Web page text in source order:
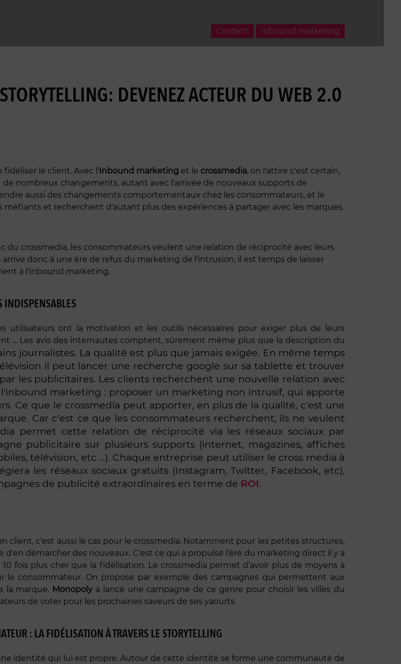
Content Inbound marketing
DEVENEZ ACTEUR DU WEB 2.0
le client. Avec l' Inbound marketing et le crossmedia, on l'attire c'est certain,
nombreux changements, autant avec l'arrivée de nouveaux supports de
aussi des changements comportementaux chez les consommateurs, et le
et recherchent d'autant plus des expériences à partager avec les marques.
crossmedia, les consommateurs veulent une relation de réciprocité avec leurs
donc à une ère de refus du marketing de l'intrusion, il est temps de laisser
à l'inbound marketing.
INDISPENSABLES
utilisateurs ont la motivation et les outils nécessaires pour exiger plus de leurs
... Les avis des internautes comptent, sûrement même plus que la description du
journalistes. La qualité est plus que jamais exigée. En même temps
il peut lancer une recherche google sur sa tablette et trouver
les publicitaires. Les clients recherchent une nouvelle relation avec
marketing : proposer un marketing non intrusif, qui apporte
Ce que le crossmedia peut apporter, en plus de la qualité, c'est une
Car c'est ce que les consommateurs recherchent, ils ne veulent
permet cette relation de réciprocité via les réseaux sociaux par
publicitaire sur plusieurs supports (internet, magazines, affiches
télévision, etc ...). Chaque entreprise peut utiliser le cross media à
les réseaux sociaux gratuits (Instagram, Twitter, Facebook, etc),
de publicité extraordinaires en terme de ROI.
client, c'est aussi le cas pour le crossmedia. Notamment pour les petites structures,
démarcher des nouveaux. C'est ce qui a propulsé l'ère du marketing direct il y a
fois plus cher que la fidélisation. Le crossmedia permet d’avoir plus de moyens à
le consommateur. On propose par exemple des campagnes qui permettent aux
la marque. Monopoly a lancé une campagne de ce genre pour choisir les villes du
de voter pour les prochaines saveurs de ses yaourts.
: LA FIDÉLISATION À TRAVERS LE STORYTELLING
identité qui lui est propre. Autour de cette identité se forme une communauté de